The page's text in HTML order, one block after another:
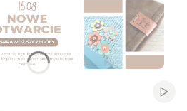
aby otworzyć stronę.